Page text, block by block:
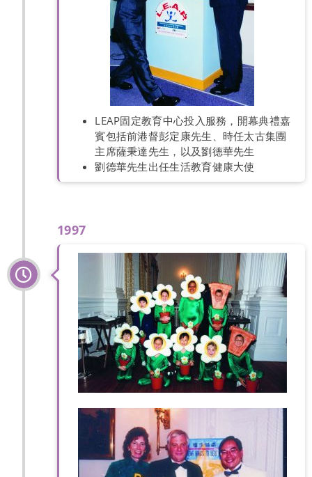
LEAP固定教育中心投入服務，開幕典禮嘉
賓包括前港督彭定康先生、時任太古集團
主席薩秉達先生，以及劉德華先生
劉德華先生出任生活教育健康大使
1997